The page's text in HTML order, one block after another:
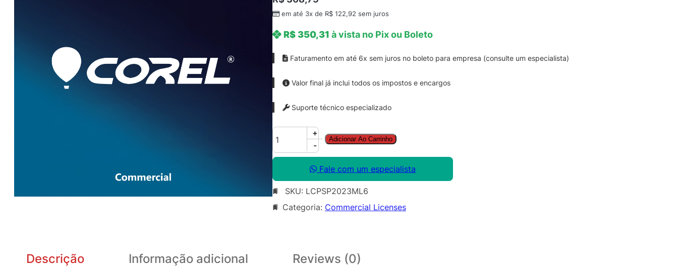
em até 3x de R$ 122,92 sem juros
R$350,31 à vista no Pix ou Boleto
Faturamento em até 6x sem juros no boleto para empresa (consulte um especialista)
Valor final já inclui todos os impostos e encargos
Suporte técnico especializado
P
i
t
S
h
+
-
Adicionar Ao Carrinho
Fale com um especialista
SKU: LCPSP2023ML6
Categoria: Commercial Licenses
Descrição Informação adicional Reviews (0)